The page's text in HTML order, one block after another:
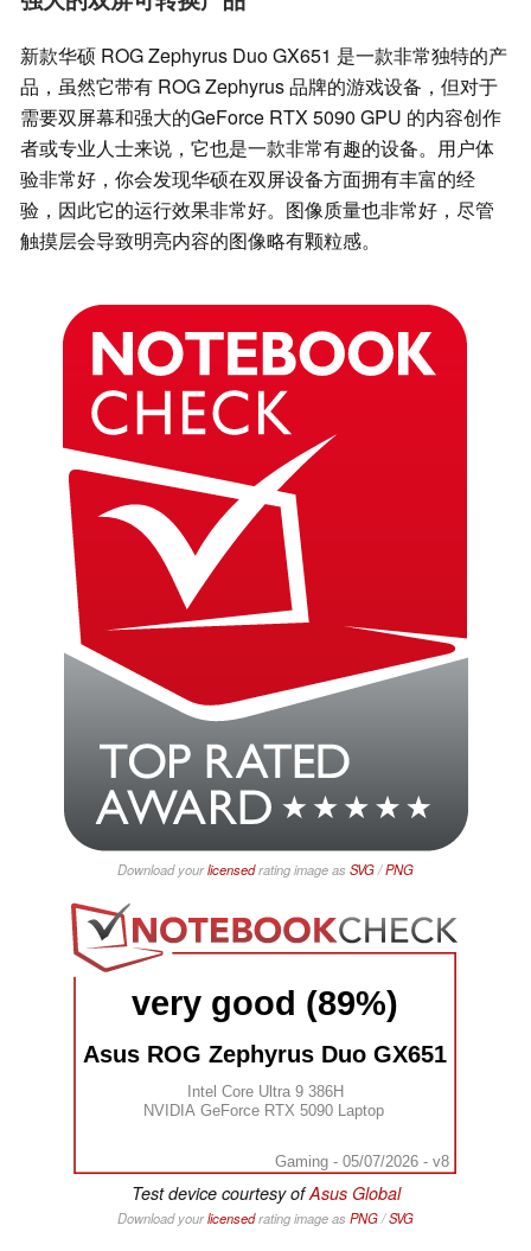
新款华硕 ROG Zephyrus Duo GX651 是一款非常独特的产
品，虽然它带有 ROG Zephyrus 品牌的游戏设备，但对于
需要双屏幕和强大的GeForce RTX 5090 GPU 的内容创作
者或专业人士来说，它也是一款非常有趣的设备。用户体
验非常好，你会发现华硕在双屏设备方面拥有丰富的经
验，因此它的运行效果非常好。图像质量也非常好，尽管
触摸层会导致明亮内容的图像略有颗粒感。
Download yourlicensedrating image as SVG/PNG
very good (89%)
Asus ROG Zephyrus Duo GX651
Intel Core Ultra 9 386H
NVIDIA GeForce RTX 5090 Laptop
Gaming - 05/07/2026 - v8
Test device courtesy ofAsus Global
Download yourlicensedrating image as PNG/SVG